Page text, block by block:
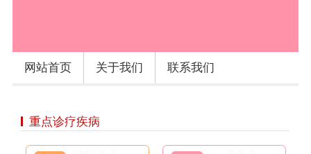
网站首页 关于我们 联系我们
重点诊疗疾病